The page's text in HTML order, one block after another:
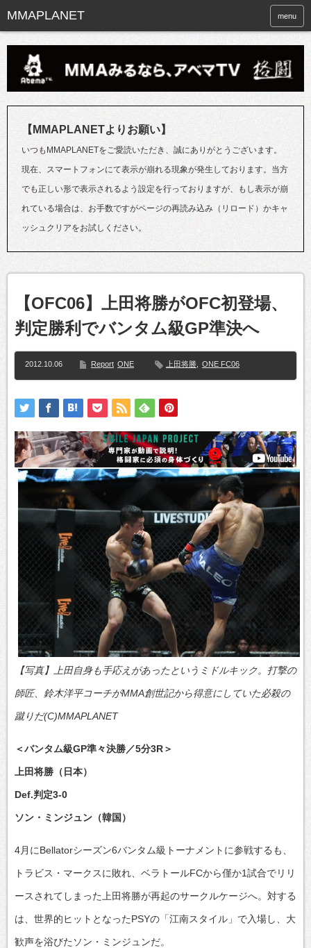
menu
【MMAPLANETよりお願い】
いつもMMAPLANETをご愛読いただき、誠にありがとうございます。
現在、スマートフォンにて表示が崩れる現象が発生しております。当方
でも正しい形で表示されるよう設定を行っておりますが、もし表示が崩
れている場合は、お手数ですがページの再読み込み（リロード）かキャ
ッシュクリアをお試しください。
【OFC06】上田将勝がOFC初登場、
判定勝利でバンタム級GP準決へ
2012.10.06 Report ONE 上田将勝 ONE FC06
【写真】上田自身も手応えがあったというミドルキック。打撃の
師匠、鈴木洋平コーチがMMA創世記から得意にしていた必殺の
蹴りだ(C)MMAPLANET
＜バンタム級GP準々決勝／5分3R＞
上田将勝（日本）
Def.判定3-0
ソン・ミンジュン（韓国）
4月にBellatorシーズン6バンタム級トーナメントに参戦するも、
トラビス・マークスに敗れ、ベラトールFCから僅か1試合でリリ
ースされてしまった上田将勝が再起のサークルケージへ。対する
は、世界的ヒットとなったPSYの「江南スタイル」で入場し、大
歓声を浴びたソン・ミンジュンだ。